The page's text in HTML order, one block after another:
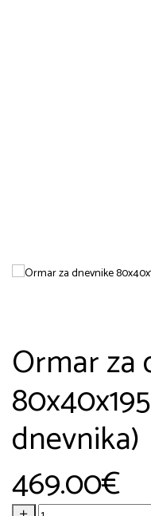
Ormar za
dnevnika)
469.00€